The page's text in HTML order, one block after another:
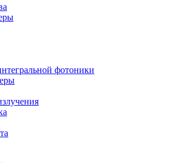
фотоники